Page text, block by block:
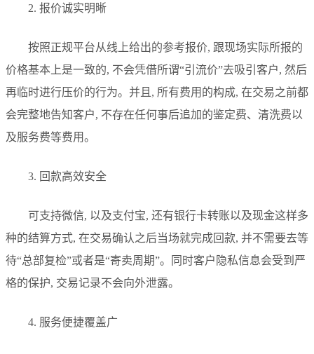
2. 报价诚实明晰
按照正规平台从线上给出的参考报价, 跟现场实际所报的
价格基本上是一致的, 不会凭借所谓“引流价”去吸引客户, 然后
再临时进行压价的行为。并且, 所有费用的构成, 在交易之前都
会完整地告知客户, 不存在任何事后追加的鉴定费、清洗费以
及服务费等费用。
3. 回款高效安全
可支持微信, 以及支付宝, 还有银行卡转账以及现金这样多
种的结算方式, 在交易确认之后当场就完成回款, 并不需要去等
待“总部复检”或者是“寄卖周期”。同时客户隐私信息会受到严
格的保护, 交易记录不会向外泄露。
4. 服务便捷覆盖广